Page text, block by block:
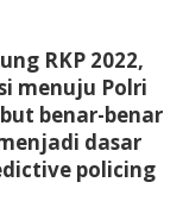
RKP 2022,
menuju Polri
benar-benar
dasar
policing